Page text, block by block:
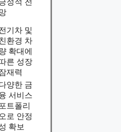
정적 전
기차 및
환경 차
확대에
른 성장
재력
양한 금
서비스
포트폴리
오로 안정
확보